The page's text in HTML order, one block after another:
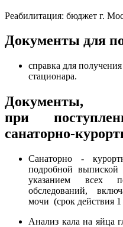
Реабилитация: бюджет г.
Документы для
справка для
стационара.
при
санаторно-
Санаторно -
подробной выпиской
указанием всех
обследований,
мочи (срок действия 1
Анализ кала на яйца